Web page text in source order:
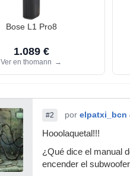
Bose L1 Pro8
1.089 €
Ver en thomann →
#2 por elpatxi_bcn
Hooolaquetal!!!
¿Qué dice el manual
encender el